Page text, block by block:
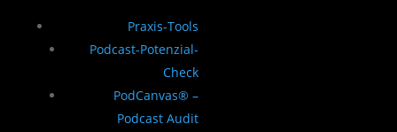
Praxis-Tools
Podcast-Potenzial-
Check
PodCanvas® –
Podcast Audit